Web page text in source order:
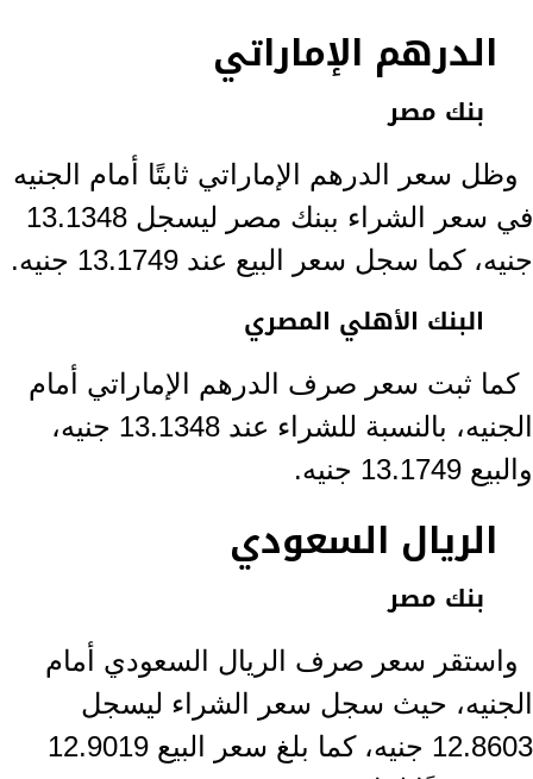
الدرهم الإماراتي
بنك مصر
وظل سعر الدرهم الإماراتي ثابتًا أمام الجنيه
في سعر الشراء ببنك مصر ليسجل 13.1348
جنيه، كما سجل سعر البيع عند 13.1749 جنيه.
البنك الأهلي المصري
كما ثبت سعر صرف الدرهم الإماراتي أمام
الجنيه، بالنسبة للشراء عند 13.1348 جنيه،
والبيع 13.1749 جنيه.
الريال السعودي
بنك مصر
واستقر سعر صرف الريال السعودي أمام
الجنيه، حيث سجل سعر الشراء ليسجل
12.8603 جنيه، كما بلغ سعر البيع 12.9019